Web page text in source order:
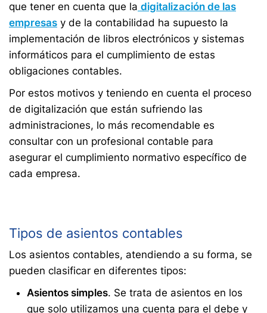
que tener en cuenta que la digitalización de las
empresas y de la contabilidad ha supuesto la
implementación de libros electrónicos y sistemas
informáticos para el cumplimiento de estas
obligaciones contables.
Por estos motivos y teniendo en cuenta el proceso
de digitalización que están sufriendo las
administraciones, lo más recomendable es
consultar con un profesional contable para
asegurar el cumplimiento normativo específico de
cada empresa.
Tipos de asientos contables
Los asientos contables, atendiendo a su forma, se
pueden clasificar en diferentes tipos:
Asientos simples. Se trata de asientos en los
que solo utilizamos una cuenta para el debe y